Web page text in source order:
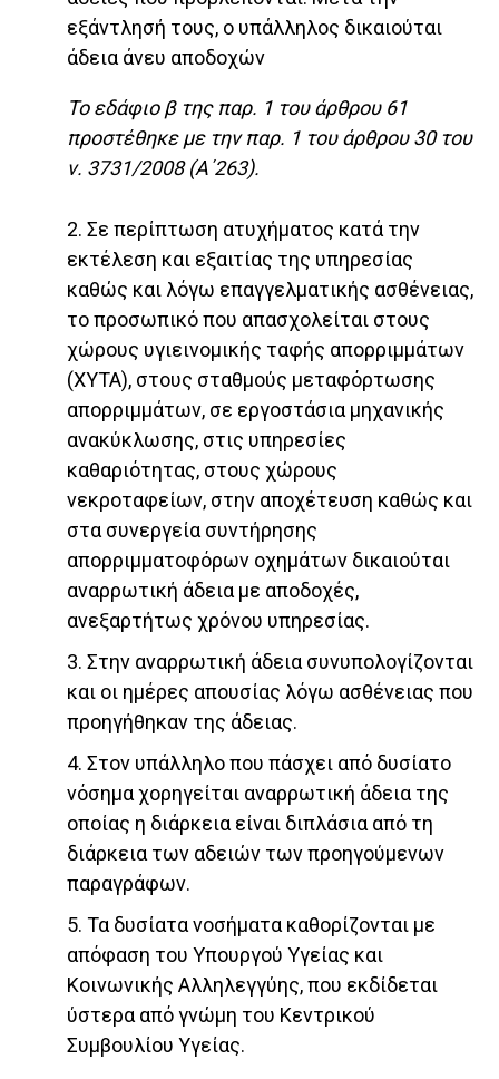
εξάντλησή τους, ο υπάλληλος δικαιούται
άδεια άνευ αποδοχών
Το εδάφιο β της παρ. 1 του άρθρου 61
προστέθηκε με την παρ. 1 του άρθρου 30 του
ν. 3731/2008 (Α΄263).
2. Σε περίπτωση ατυχήματος κατά την
εκτέλεση και εξαιτίας της υπηρεσίας
καθώς και λόγω επαγγελματικής ασθένειας,
το προσωπικό που απασχολείται στους
χώρους υγιεινομικής ταφής απορριμμάτων
(ΧΥΤΑ), στους σταθμούς μεταφόρτωσης
απορριμμάτων, σε εργοστάσια μηχανικής
ανακύκλωσης, στις υπηρεσίες
καθαριότητας, στους χώρους
νεκροταφείων, στην αποχέτευση καθώς και
στα συνεργεία συντήρησης
απορριμματοφόρων οχημάτων δικαιούται
αναρρωτική άδεια με αποδοχές,
ανεξαρτήτως χρόνου υπηρεσίας.
3. Στην αναρρωτική άδεια συνυπολογίζονται
και οι ημέρες απουσίας λόγω ασθένειας που
προηγήθηκαν της άδειας.
4. Στον υπάλληλο που πάσχει από δυσίατο
νόσημα χορηγείται αναρρωτική άδεια της
οποίας η διάρκεια είναι διπλάσια από τη
διάρκεια των αδειών των προηγούμενων
παραγράφων.
5. Τα δυσίατα νοσήματα καθορίζονται με
απόφαση του Υπουργού Υγείας και
Κοινωνικής Αλληλεγγύης, που εκδίδεται
ύστερα από γνώμη του Κεντρικού
Συμβουλίου Υγείας.